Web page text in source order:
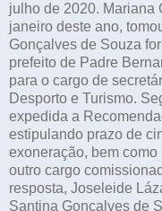
julho de 2020. Mariana
janeiro deste ano,
Gonçalves de Souza
prefeito de Padre
para o cargo de
Desporto e Turismo.
expedida a
estipulando prazo de
exoneração, bem
outro cargo
resposta, Joseleide
Santina Gonçalves de